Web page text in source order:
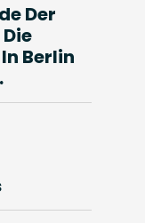
Der
Berlin